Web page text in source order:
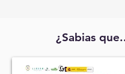
¿Sabias